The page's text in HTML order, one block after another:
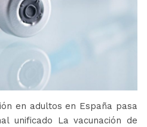
en adultos en España pasa
unificado La vacunación de